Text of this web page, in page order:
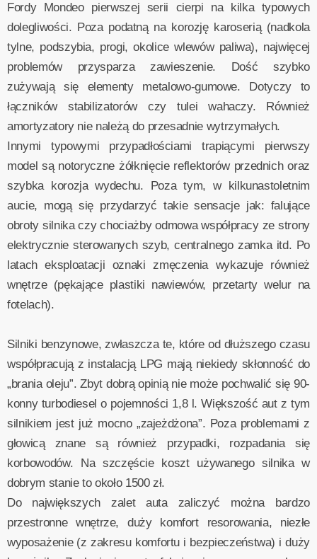
Fordy Mondeo pierwszej serii cierpi na kilka typowych
dolegliwości. Poza podatną na korozję karoserią (nadkola
tylne, podszybia, progi, okolice wlewów paliwa), najwięcej
problemów przysparza zawieszenie. Dość szybko
zużywają się elementy metalowo-gumowe. Dotyczy to
łączników stabilizatorów czy tulei wahaczy. Również
amortyzatory nie należą do przesadnie wytrzymałych.
Innymi typowymi przypadłościami trapiącymi pierwszy
model są notoryczne żółknięcie reflektorów przednich oraz
szybka korozja wydechu. Poza tym, w kilkunastoletnim
aucie, mogą się przydarzyć takie sensacje jak: falujące
obroty silnika czy chociażby odmowa współpracy ze strony
elektrycznie sterowanych szyb, centralnego zamka itd. Po
latach eksploatacji oznaki zmęczenia wykazuje również
wnętrze (pękające plastiki nawiewów, przetarty welur na
fotelach).
Silniki benzynowe, zwłaszcza te, które od dłuższego czasu
współpracują z instalacją LPG mają niekiedy skłonność do
„brania oleju”. Zbyt dobrą opinią nie może pochwalić się 90-
konny turbodiesel o pojemności 1,8 l. Większość aut z tym
silnikiem jest już mocno „zajeżdżona”. Poza problemami z
głowicą znane są również przypadki, rozpadania się
korbowodów. Na szczęście koszt używanego silnika w
dobrym stanie to około 1500 zł.
Do największych zalet auta zaliczyć można bardzo
przestronne wnętrze, duży komfort resorowania, niezłe
wyposażenie (z zakresu komfortu i bezpieczeństwa) i duży